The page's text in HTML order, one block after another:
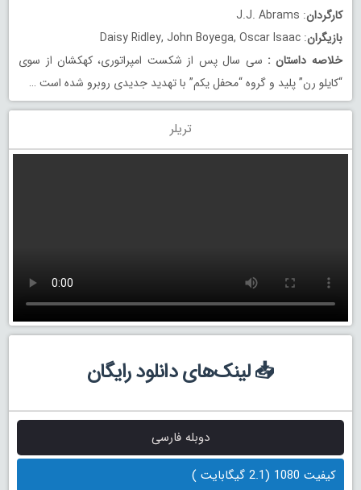
کارگردان: J.J. Abrams
بازیگران: Daisy Ridley, John Boyega, Oscar Isaac
خلاصه داستان : سی سال پس از شکست امپراتوری، کهکشان از سوی
“کایلو رن” پلید و گروه “محفل یکم” با تهدید جدیدی روبرو شده است …
تریلر
📥 لینک‌های دانلود رایگان
دوبله فارسی
کیفیت 1080 (2.1 گیگابایت )